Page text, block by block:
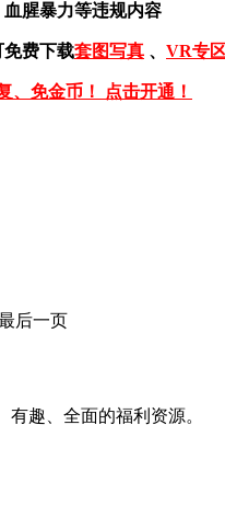
腥暴力等违规内容
免费下载套图写真 、 VR专
、免金币！ 点击开通！
后一页
趣、全面的福利资源。